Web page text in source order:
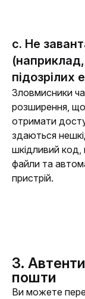
c. Не
(наприклад,
підозрілих
Зловмисники
розширення,
отримати
здаються
шкідливий код,
файли та
пристрій.
3.
пошти
Ви можете